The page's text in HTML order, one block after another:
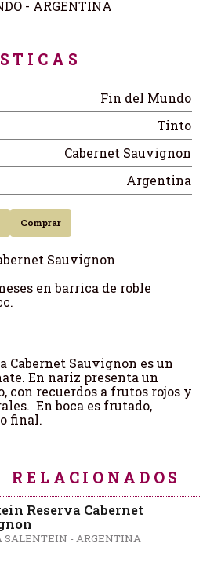
- ARGENTINA
Fin del Mundo
Tinto
Cabernet Sauvignon
Argentina
Comprar
Sauvignon
en barrica de roble
Cabernet Sauvignon es un
En nariz presenta un
con recuerdos a frutos rojos y
En boca es frutado,
final.
RELACIONADOS
Reserva Cabernet
SALENTEIN - ARGENTINA